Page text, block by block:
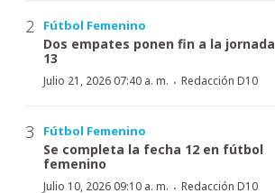
Fútbol Femenino
Dos empates ponen fin a la jornada
13
Julio 21, 2026 07:40 a. m. · Redacción D10
Fútbol Femenino
Se completa la fecha 12 en fútbol
femenino
Julio 10, 2026 09:10 a. m. · Redacción D10